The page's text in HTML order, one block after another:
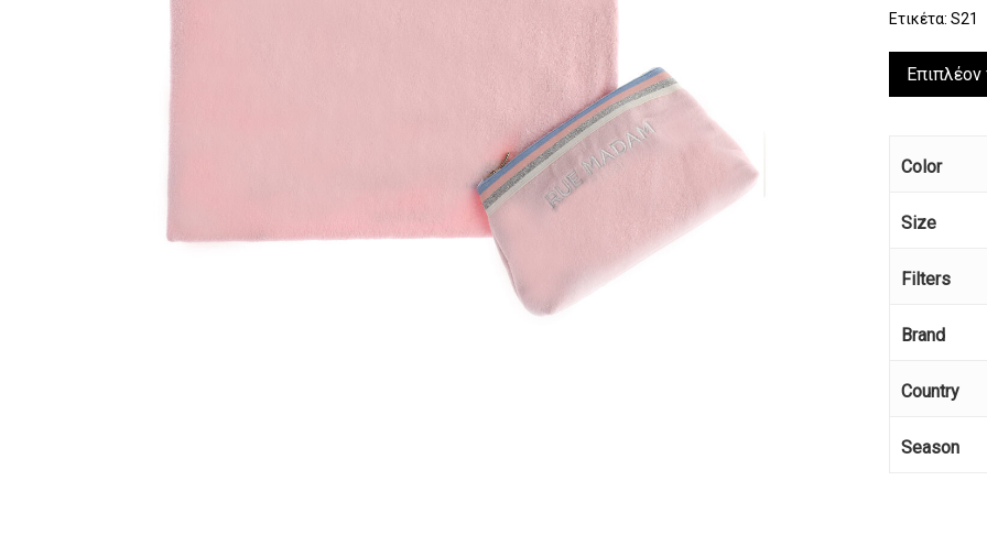
Ετικέτα:S21
Color
Size
Filters
Brand
Country
Season